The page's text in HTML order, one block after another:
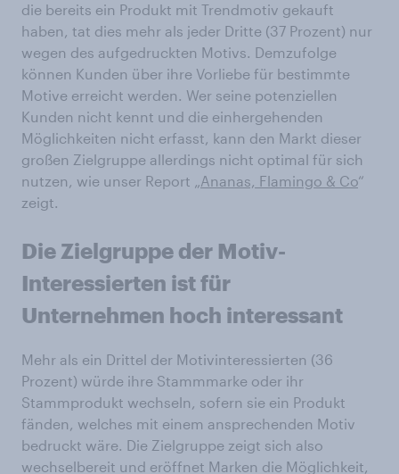
die bereits ein Produkt mit Trendmotiv gekauft
haben, tat dies mehr als jeder Dritte (37 Prozent) nur
wegen des aufgedruckten Motivs. Demzufolge
können Kunden über ihre Vorliebe für bestimmte
Motive erreicht werden. Wer seine potenziellen
Kunden nicht kennt und die einhergehenden
Möglichkeiten nicht erfasst, kann den Markt dieser
großen Zielgruppe allerdings nicht optimal für sich
nutzen, wie unser Report „Ananas, Flamingo & Co“
zeigt.
Die Zielgruppe der Motiv-
Interessierten ist für
Unternehmen hoch interessant
Mehr als ein Drittel der Motivinteressierten (36
Prozent) würde ihre Stammmarke oder ihr
Stammprodukt wechseln, sofern sie ein Produkt
fänden, welches mit einem ansprechenden Motiv
bedruckt wäre. Die Zielgruppe zeigt sich also
wechselbereit und eröffnet Marken die Möglichkeit,